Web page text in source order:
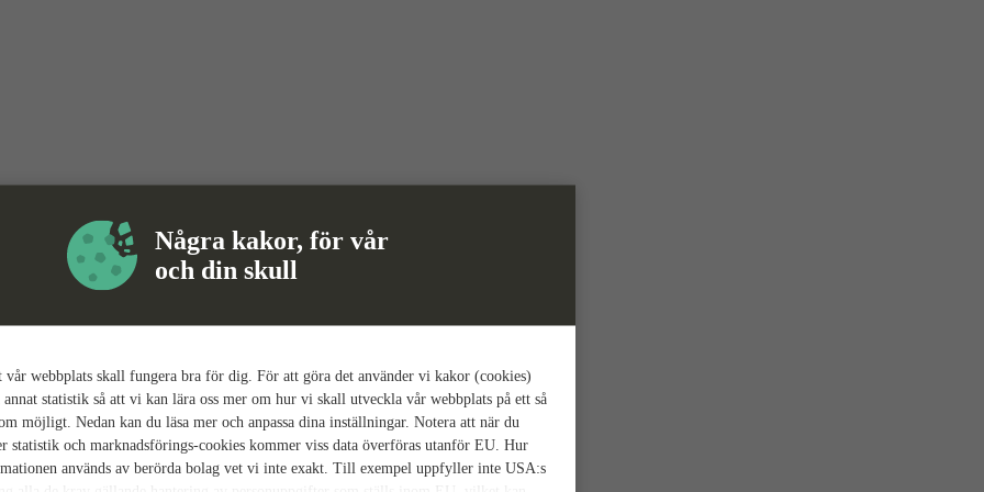
Några kakor, för vår
och din skull
webbplats skall fungera bra för dig. För att göra det använder vi kakor (cookies)
statistik så att vi kan lära oss mer om hur vi skall utveckla vår webbplats på ett så
möjligt. Nedan kan du läsa mer och anpassa dina inställningar. Notera att när du
statistik och marknadsförings-cookies kommer viss data överföras utanför EU. Hur
används av berörda bolag vet vi inte exakt. Till exempel uppfyller inte USA:s